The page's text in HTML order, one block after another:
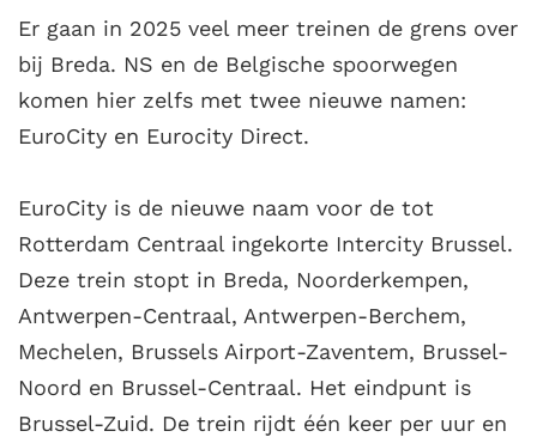
Er gaan in 2025 veel meer treinen de grens over
bij Breda. NS en de Belgische spoorwegen
komen hier zelfs met twee nieuwe namen:
EuroCity en Eurocity Direct.
EuroCity is de nieuwe naam voor de tot
Rotterdam Centraal ingekorte Intercity Brussel.
Deze trein stopt in Breda, Noorderkempen,
Antwerpen-Centraal, Antwerpen-Berchem,
Mechelen, Brussels Airport-Zaventem, Brussel-
Noord en Brussel-Centraal. Het eindpunt is
Brussel-Zuid. De trein rijdt één keer per uur en